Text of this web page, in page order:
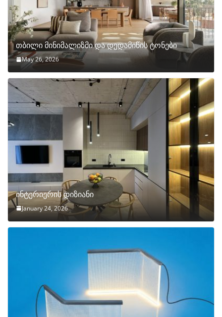
თბილი მინიმალიზმი და დედამიწის ტონები
May 26, 2026
ინტერიერის დიზიანი
January 24, 2026